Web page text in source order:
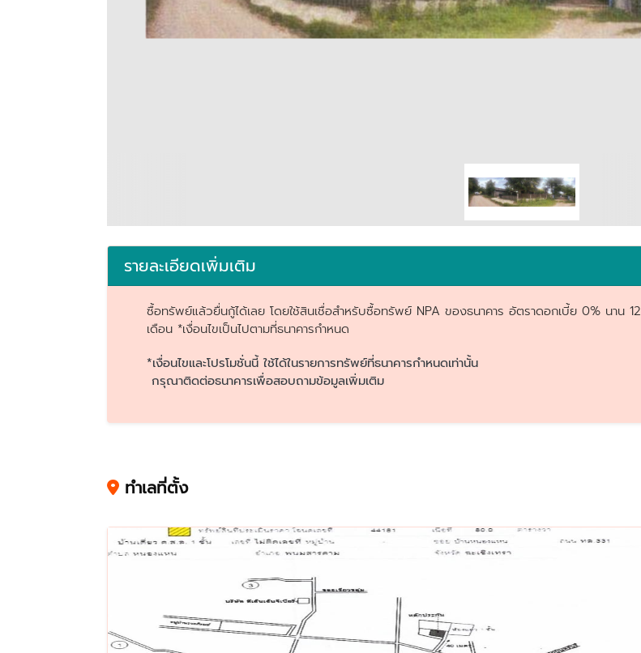
รายละเอียดเพิ่มเติม
ซื้อทรัพย์แล้วยื่นกู้ได้เลย โดยใช้สินเชื่อสำหรับซื้อทรัพย์ NPA ของธนาคาร อัตราดอกเบี้ย 0% นาน 12
เดือน *เงื่อนไขเป็นไปตามที่ธนาคารกำหนด
*เงื่อนไขและโปรโมชั่นนี้ ใช้ได้ในรายการทรัพย์ที่ธนาคารกำหนดเท่านั้น
กรุณาติดต่อธนาคารเพื่อสอบถามข้อมูลเพิ่มเติม
ทำเลที่ตั้ง